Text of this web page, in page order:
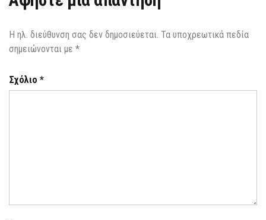
Η ηλ. διεύθυνση σας δεν δημοσιεύεται. Τα υποχρεωτικά πεδία
σημειώνονται με *
Σχόλιο *